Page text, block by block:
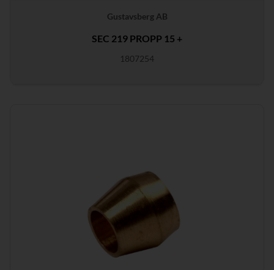
Gustavsberg AB
SEC 219 PROPP 15 +
1807254